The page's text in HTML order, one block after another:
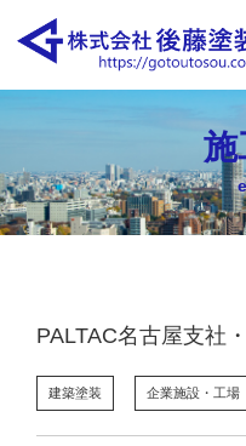
施
PALTAC名古屋支社
建築塗装 企業施設・工場